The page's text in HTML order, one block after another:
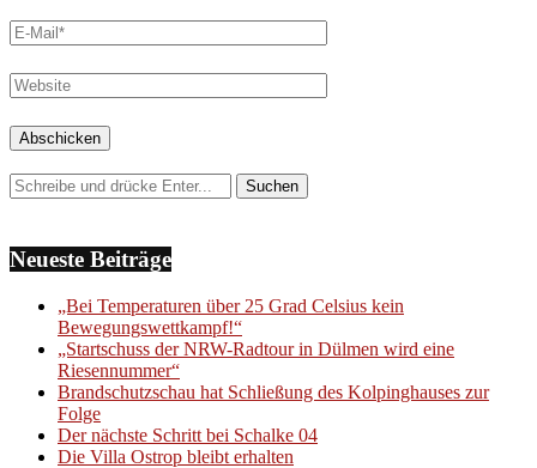
Neueste Beiträge
„Bei Temperaturen über 25 Grad Celsius kein
Bewegungswettkampf!“
„Startschuss der NRW-Radtour in Dülmen wird eine
Riesennummer“
Brandschutzschau hat Schließung des Kolpinghauses zur
Folge
Der nächste Schritt bei Schalke 04
Die Villa Ostrop bleibt erhalten